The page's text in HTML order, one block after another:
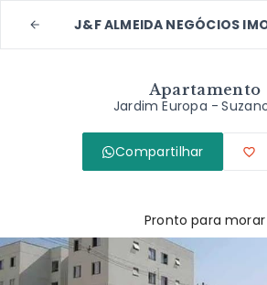
J&F ALMEIDA NEGÓCIOS
Apartamento
Jardim Europa -
Compartilhar
Pronto para morar